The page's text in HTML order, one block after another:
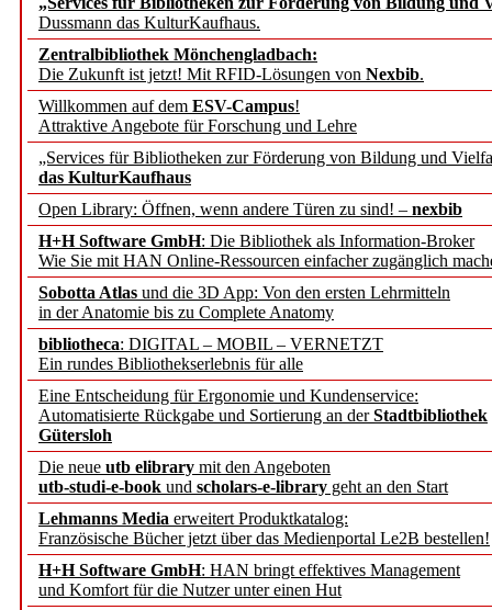
Dussmann das KulturKaufhaus.
Zentralbibliothek Mönchengladbach:
Die Zukunft ist jetzt! Mit RFID-Lösungen von Nexbib.
Willkommen auf dem ESV-Campus!
Attraktive Angebote für Forschung und Lehre
„Services für Bibliotheken zur Förderung von Bildung und
das KulturKaufhaus
Open Library: Öffnen, wenn andere Türen zu sind! – nexbib
H+H Software GmbH: Die Bibliothek als Information-Broker
Wie Sie mit HAN Online-Ressourcen einfacher zugänglich
Sobotta Atlas und die 3D App: Von den ersten Lehrmitteln
in der Anatomie bis zu Complete Anatomy
bibliotheca: DIGITAL – MOBIL – VERNETZT
Ein rundes Bibliothekserlebnis für alle
Eine Entscheidung für Ergonomie und Kundenservice:
Automatisierte Rückgabe und Sortierung an derStadtbibliothek
Gütersloh
Die neue utb elibrary mit den Angeboten
utb-studi-e-book und scholars-e-library geht an den Start
Lehmanns Media erweitert Produktkatalog:
Französische Bücher jetzt über das Medienportal Le2B bestellen!
H+H Software GmbH: HAN bringt effektives Management
und Komfort für die Nutzer unter einen Hut
angepasst
konstruktiv!
Mohr Siebeck
und die Zeitschrift für
Francke Attempto
EBSCO Information
Recherchefunktionen in
Sorbisches Institut neu
Geschichte und
Künstliche Intelligenz
besser zu verstehen